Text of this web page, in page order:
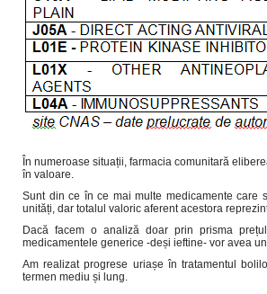
În numeroase situații, farmacia comunitară
în valoare.
Sunt din ce în ce mai multe medicamente care
unități, dar totalul valoric aferent acestora
Dacă facem o analiză doar prin prisma
medicamentele generice -deși ieftine- vor avea
Am realizat progrese uriașe în tratamentul
termen mediu și lung.